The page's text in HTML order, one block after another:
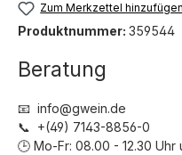
Zum Merkzettel hinzufügen
Produktnummer: 359544
Beratung
📧 info@gwein.de
📞 +(49) 7143-8856-0
🕒 Mo-Fr: 08.00 - 12.30